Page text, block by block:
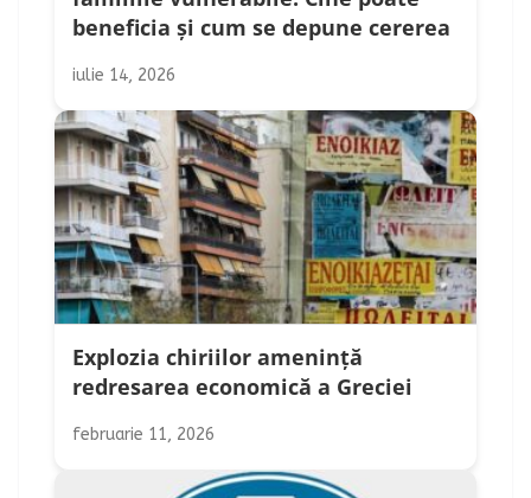
beneficia și cum se depune cererea
iulie 14, 2026
Explozia chiriilor amenință
redresarea economică a Greciei
februarie 11, 2026